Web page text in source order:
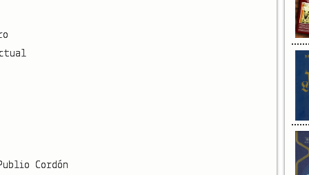
Cordón